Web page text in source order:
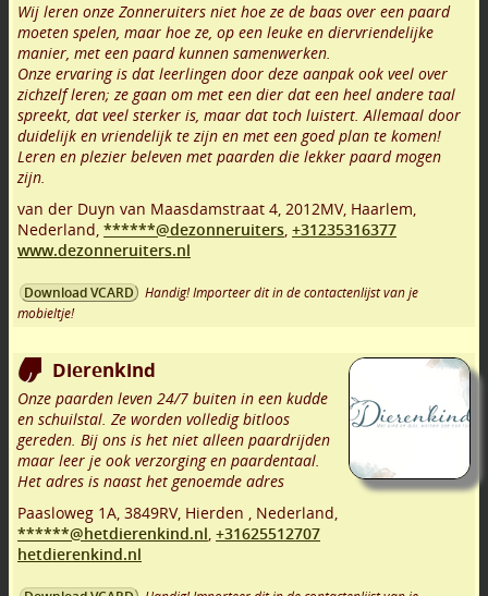
Wij leren onze Zonneruiters niet hoe ze de baas over een paard
moeten spelen, maar hoe ze, op een leuke en diervriendelijke
manier, met een paard kunnen samenwerken.
Onze ervaring is dat leerlingen door deze aanpak ook veel over
zichzelf leren; ze gaan om met een dier dat een heel andere taal
spreekt, dat veel sterker is, maar dat toch luistert. Allemaal door
duidelijk en vriendelijk te zijn en met een goed plan te komen!
Leren en plezier beleven met paarden die lekker paard mogen
zijn.
van der Duyn van Maasdamstraat 4, 2012MV, Haarlem,
Nederland, ******@dezonneruiters, +31235316377
www.dezonneruiters.nl
Download VCARD
Handig! Importeer dit in de contactenlijst van je
mobieltje!
Dierenkind
Onze paarden leven 24/7 buiten in een kudde
en schuilstal. Ze worden volledig bitloos
gereden. Bij ons is het niet alleen paardrijden
maar leer je ook verzorging en paardentaal.
Het adres is naast het genoemde adres
Paasloweg 1A, 3849RV, Hierden , Nederland,
******@hetdierenkind.nl, +31625512707
hetdierenkind.nl